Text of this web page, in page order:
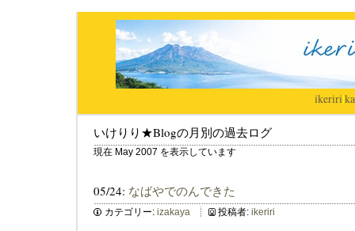
ikeriri|
いけりり★Blogの月別の過去ログ
現在 May 2007 を表示しています
05/24: なばやでのんできた
カテゴリー: izakaya 投稿者: ikeriri